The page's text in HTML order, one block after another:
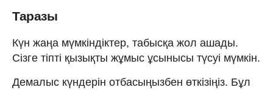
Таразы
Күн жаңа мүмкіндіктер, табысқа жол ашады.
Сізге тіпті қызықты жұмыс ұсынысы түсуі мүмкін.
Демалыс күндерін отбасыңызбен өткізіңіз. Бұл